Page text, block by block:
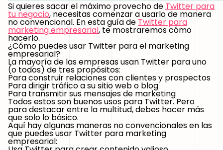
Si quieres sacar el máximo provecho de Twitter para
tu negocio, necesitas comenzar a usarlo de manera
no convencional. En esta guía de Twitter para
marketing empresarial, te mostraremos cómo
hacerlo.
¿Cómo puedes usar Twitter para el marketing
empresarial?
La mayoría de las empresas usan Twitter para uno
(o todos) de tres propósitos:
Para construir relaciones con clientes y prospectos
Para dirigir tráfico a su sitio web o blog
Para transmitir sus mensajes de marketing
Todos estos son buenos usos para Twitter. Pero
para destacar entre la multitud, debes hacer más
que solo lo básico.
Aquí hay algunas maneras no convencionales en las
que puedes usar Twitter para marketing
empresarial: